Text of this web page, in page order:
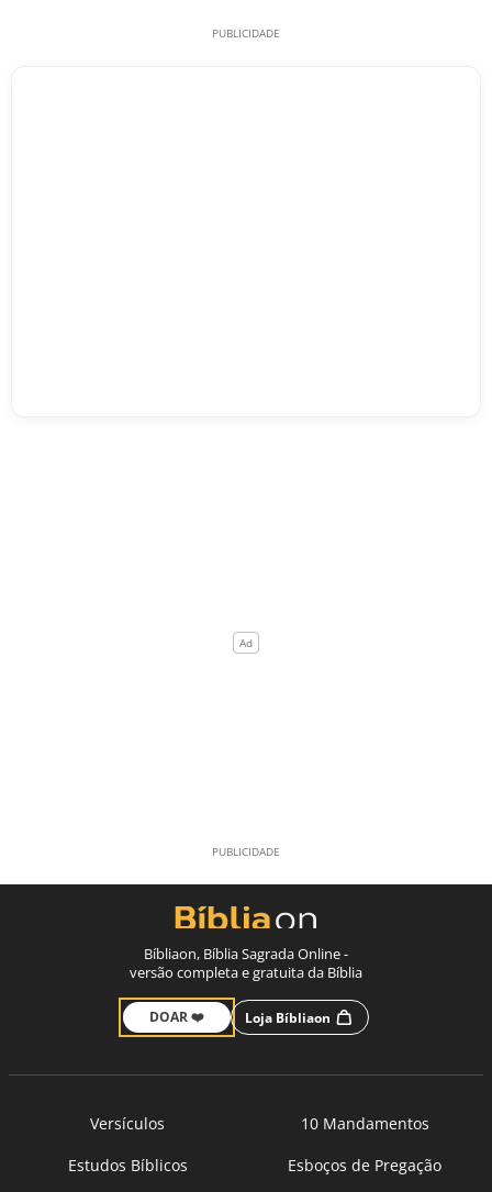
Bíbliaon, Bíblia Sagrada Online -
versão completa e gratuita da Bíblia
DOAR ❤️ Loja Bíbliaon
Versículos
10 Mandamentos
Estudos Bíblicos
Esboços de Pregação